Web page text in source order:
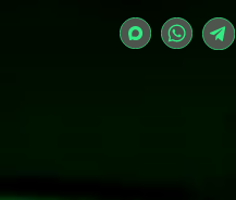
Забронировать
Забронировать